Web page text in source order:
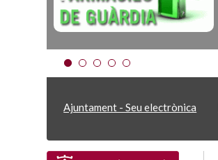
Ajuntament - Seu electrònica